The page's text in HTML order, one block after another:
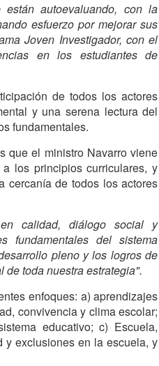
autoevaluando, con la
esfuerzo por mejorar sus
Joven Investigador, con el
en los estudiantes de
de todos los actores
y una serena lectura del
fundamentales.
que el ministro Navarro viene
los principios curriculares, y
cercanía de todos los actores
en calidad, diálogo social y
fundamentales del sistema
pleno y los logros de
toda nuestra estrategia".
enfoques: a) aprendizajes
convivencia y clima escolar;
educativo; c) Escuela,
y exclusiones en la escuela, y